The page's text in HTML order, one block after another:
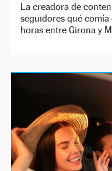
La creadora de
seguidores qué
horas entre Girona y